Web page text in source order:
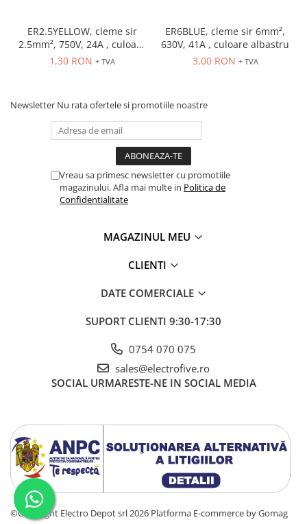
ER2.5YELLOW, cleme sir
2.5mm², 750V, 24A , culoare
galbena
1,30 RON + TVA
ER6BLUE, cleme sir 6mm²,
630V, 41A , culoare albastru
3,00 RON + TVA
Newsletter Nu rata ofertele si promotiile noastre
Vreau sa primesc newsletter cu promotiile
magazinului. Afla mai multe in Politica de
Confidentialitate
MAGAZINUL MEU
CLIENTI
DATE COMERCIALE
SUPORT CLIENTI 9:30-17:30
0754 070 075
sales@electrofive.ro
SOCIAL URMARESTE-NE IN SOCIAL MEDIA
©Copyright Electro Depot srl 2026 Platforma E-commerce by Gomag